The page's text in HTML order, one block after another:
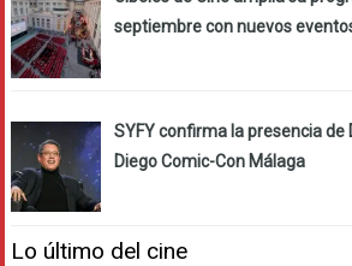
septiembre con nuevos
SYFY confirma la presencia de
Diego Comic-Con Málaga
Lo último del cine